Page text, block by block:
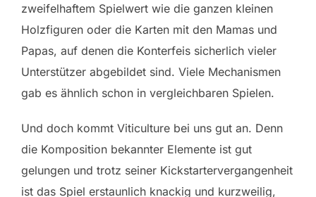
zweifelhaftem Spielwert wie die ganzen kleinen
Holzfiguren oder die Karten mit den Mamas und
Papas, auf denen die Konterfeis sicherlich vieler
Unterstützer abgebildet sind. Viele Mechanismen
gab es ähnlich schon in vergleichbaren Spielen.
Und doch kommt Viticulture bei uns gut an. Denn
die Komposition bekannter Elemente ist gut
gelungen und trotz seiner Kickstartervergangenheit
ist das Spiel erstaunlich knackig und kurzweilig,